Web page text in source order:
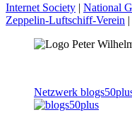
Internet Society | National
Zeppelin-Luftschiff-Verein |
Netzwerk